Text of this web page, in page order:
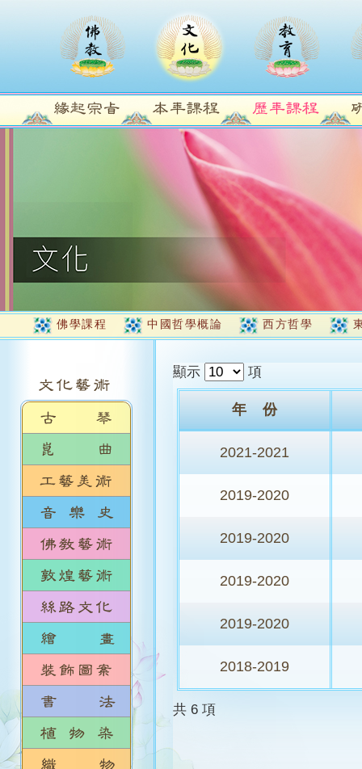
佛學課程 中國哲學概論 西方哲學
顯示 項
年 份
2021-2021
2019-2020
2019-2020
2019-2020
2019-2020
2018-2019
共 6 項